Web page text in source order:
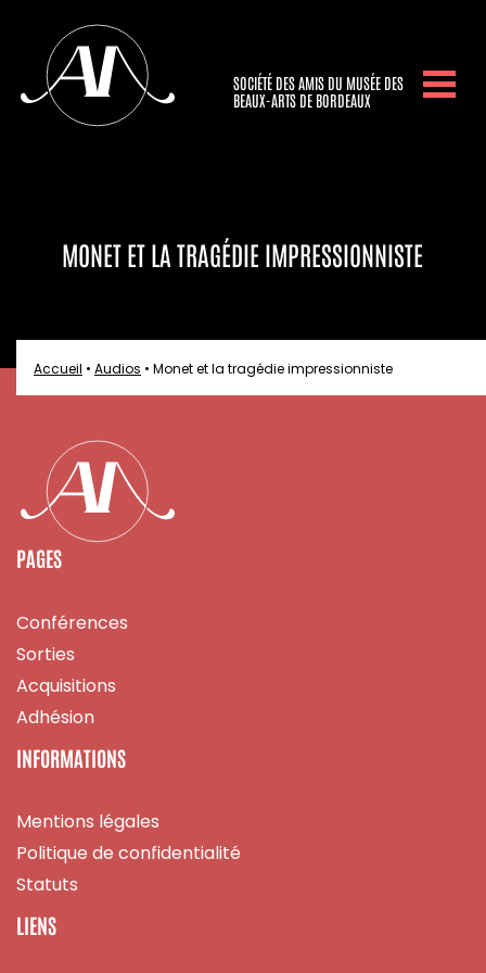
SOCIÉTÉ DES AMIS DU MUSÉE DES
BEAUX-ARTS DE BORDEAUX
MONET ET LA TRAGÉDIE IMPRESSIONNISTE
Accueil • Audios • Monet et la tragédie impressionniste
PAGES
Conférences
Sorties
Acquisitions
Adhésion
INFORMATIONS
Mentions légales
Politique de confidentialité
Statuts
LIENS